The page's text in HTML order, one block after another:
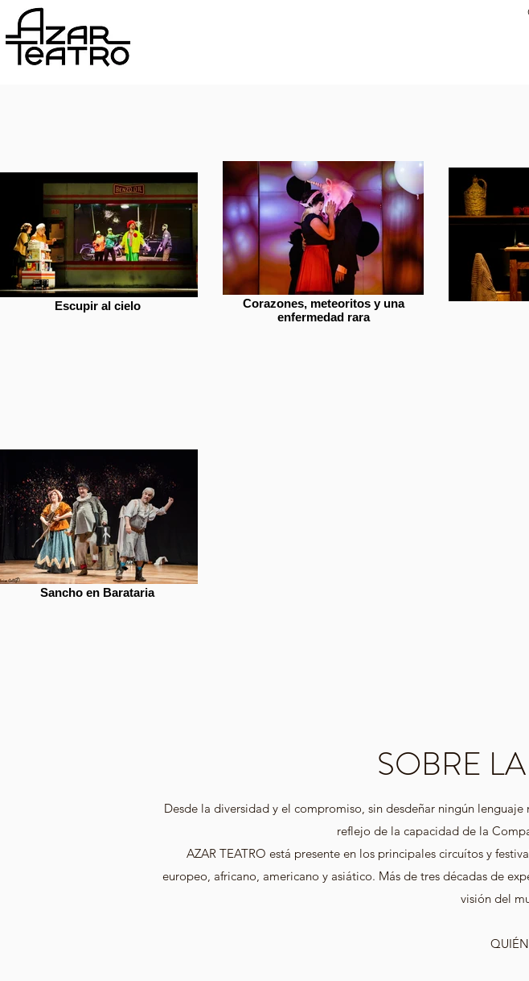
nuestra sala!
Escupir al cielo
Corazones, meteoritos y una
enfermedad rara
Sancho en Barataria
SOBRE
Desde la diversidad y el compromiso, sin desdeñar ningún
reflejo de la capacidad de la
AZAR TEATRO está presente en los principales circuítos y
europeo, africano, americano y asiático. Más de tres décadas de
visión del